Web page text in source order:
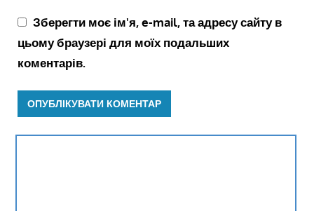
Зберегти моє ім'я, e-mail, та адресу сайту в
цьому браузері для моїх подальших
коментарів.